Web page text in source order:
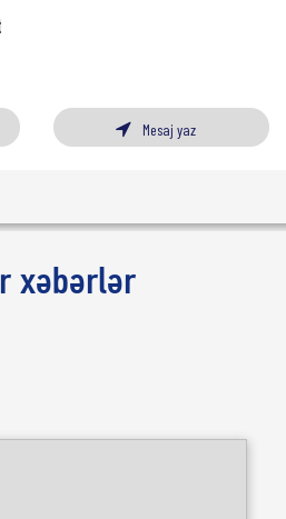
Mesaj yaz
xəbərlər